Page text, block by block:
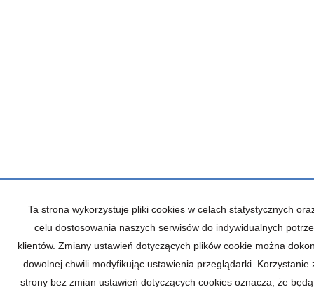
Ta strona wykorzystuje pliki cookies w celach statystycznych
celu dostosowania naszych serwisów do indywidualnych
klientów. Zmiany ustawień dotyczących plików cookie można
dowolnej chwili modyfikując ustawienia przeglądarki. Korzystanie
strony bez zmian ustawień dotyczących cookies oznacza, że